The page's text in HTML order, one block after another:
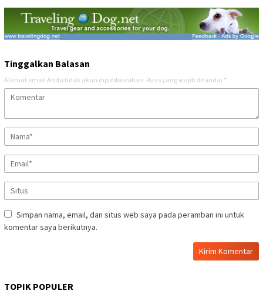
Tinggalkan Balasan
Alamat email Anda tidak akan dipublikasikan. Ruas yang wajib ditandai *
Simpan nama, email, dan situs web saya pada peramban ini untuk
komentar saya berikutnya.
TOPIK POPULER